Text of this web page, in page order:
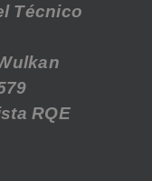
Técnico
RQE